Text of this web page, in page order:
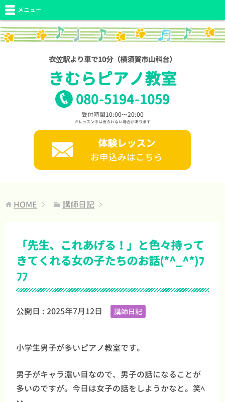
衣笠駅より車で10分（横須賀市山科台）
きむらピアノ教室
080-5194-1059
受付時間10:00〜20:00
※レッスン中は出られない場合があります
体験レッスン
お申込みはこちら
メニュー
HOME 講師日記
「先生、これあげる！」と色々持って
きてくれる女の子たちのお話(*^_^*)ﾌ
ﾌﾌ
公開日 :2025年7月12日 講師日記
小学生男子が多いピアノ教室です。
男子がキャラ濃い目なので、男子の話になることが
多いのですが。今日は女子の話をしようかなと。笑ﾍ